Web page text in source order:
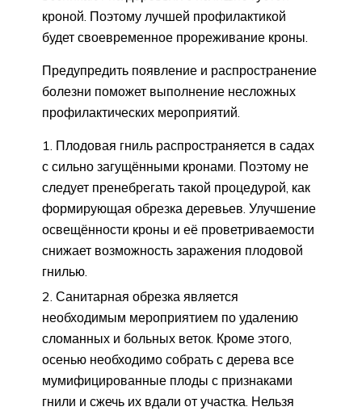
кроной. Поэтому лучшей профилактикой
будет своевременное прореживание кроны.
Предупредить появление и распространение
болезни поможет выполнение несложных
профилактических мероприятий.
Плодовая гниль распространяется в садах
с сильно загущёнными кронами. Поэтому не
следует пренебрегать такой процедурой, как
формирующая обрезка деревьев. Улучшение
освещённости кроны и её проветриваемости
снижает возможность заражения плодовой
гнилью.
Санитарная обрезка является
необходимым мероприятием по удалению
сломанных и больных веток. Кроме этого,
осенью необходимо собрать с дерева все
мумифицированные плоды с признаками
гнили и сжечь их вдали от участка. Нельзя